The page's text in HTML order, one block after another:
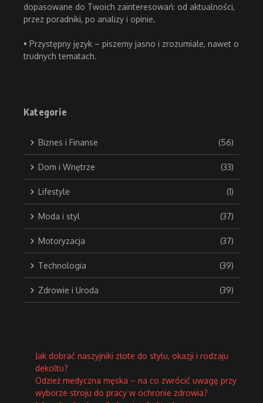
dopasowane do Twoich zainteresowań: od aktualności,
przez poradniki, po analizy i opinie.
• Przystępny język – piszemy jasno i zrozumiale, nawet o
trudnych tematach.
Kategorie
Biznes i Finanse (56)
Dom i Wnętrze (33)
Lifestyle (1)
Moda i styl (37)
Motoryzacja (37)
Technologia (39)
Zdrowie i Uroda (39)
Jak dobrać naszyjniki złote do stylu, okazji i rodzaju
dekoltu?
Odzież medyczna męska – na co zwrócić uwagę przy
wyborze stroju do pracy w ochronie zdrowia?